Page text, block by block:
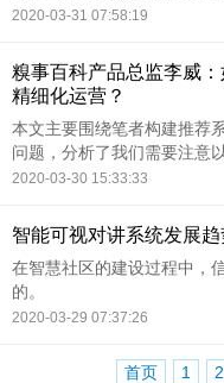
2020-03-31 07:58:19
糗事百科产品总监李威
精细化运营？
本文主要围绕笔者构建推荐
问题，分析了我们需要注意
威，来自糗事百科。今天主
2020-03-30 15:33:33
智能可视对讲系统发展趋
在智慧社区的建设过程中，
的。
2020-03-29 07:37:26
首页 1 2